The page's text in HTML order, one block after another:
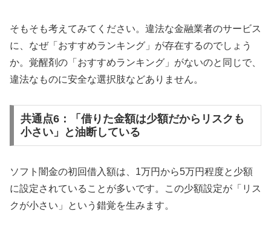
そもそも考えてみてください。違法な金融業者のサービス
に、なぜ「おすすめランキング」が存在するのでしょう
か。覚醒剤の「おすすめランキング」がないのと同じで、
違法なものに安全な選択肢などありません。
共通点6：「借りた金額は少額だからリスクも
小さい」と油断している
ソフト闇金の初回借入額は、1万円から5万円程度と少額
に設定されていることが多いです。この少額設定が「リス
クが小さい」という錯覚を生みます。